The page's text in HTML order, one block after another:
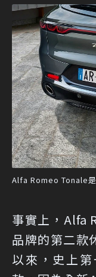
Alfa Romeo Tonale
事實上，Alfa
品牌的第二款
以來，史上